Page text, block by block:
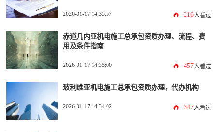
2026-01-17 14:35:57 216人看过
赤道几内亚机电施工总承包资质办理、流程、费
用及条件指南
2026-01-17 14:35:00 457人看过
玻利维亚机电施工总承包资质办理，代办机构
2026-01-17 14:34:02 347人看过